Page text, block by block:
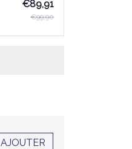
€89,91
€99,90
AJOUTER